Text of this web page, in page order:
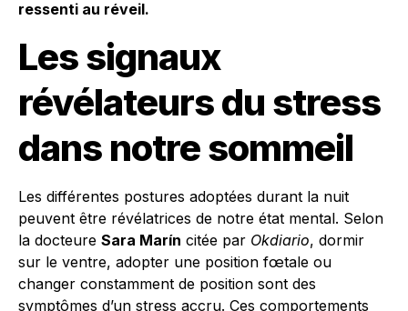
ressenti au réveil.
Les signaux
révélateurs du stress
dans notre sommeil
Les différentes postures adoptées durant la nuit
peuvent être révélatrices de notre état mental. Selon
la docteure Sara Marín citée par Okdiario, dormir
sur le ventre, adopter une position fœtale ou
changer constamment de position sont des
symptômes d’un stress accru. Ces comportements